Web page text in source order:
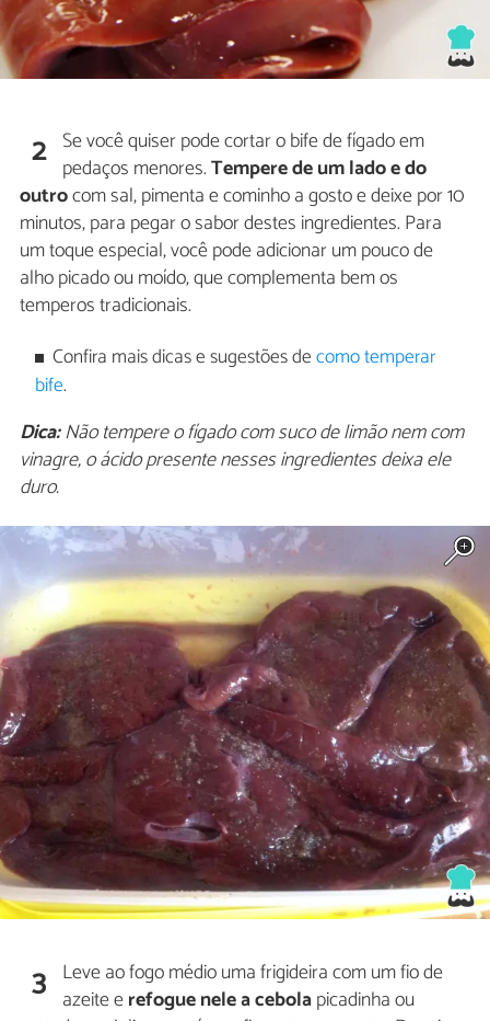
2 Se você quiser pode cortar o bife de fígado em
pedaços menores.Tempere de um lado e do
outrocom sal, pimenta e cominho a gosto e deixe por 10
minutos, para pegar o sabor destes ingredientes. Para
um toque especial, você pode adicionar um pouco de
alho picado ou moído, que complementa bem os
temperos tradicionais.
Confira mais dicas e sugestões decomo temperar
bife.
Dica:Não tempere o fígado com suco de limão nem com
vinagre, o ácido presente nesses ingredientes deixa ele
duro.
3 Leve ao fogo médio uma frigideira com um fio de
azeite erefogue nele a cebolapicadinha ou